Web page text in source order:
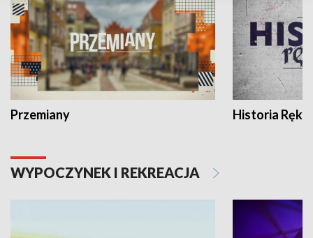
Przemiany Historia Ręką
WYPOCZYNEK I REKREACJA